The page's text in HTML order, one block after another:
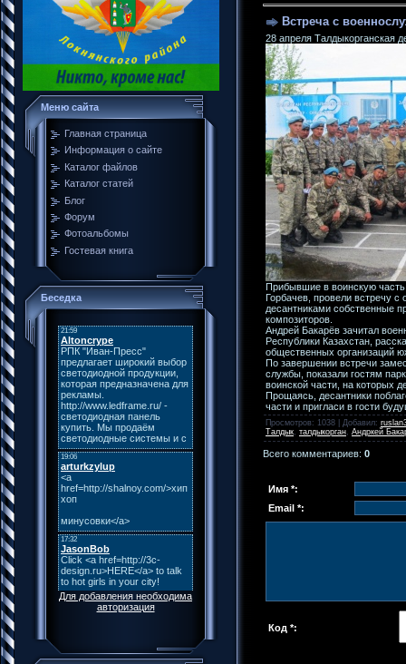
Меню сайта
Главная страница
Информация о сайте
Каталог файлов
Каталог статей
Блог
Форум
Фотоальбомы
Гостевая книга
Беседка
Для добавления необходима
авторизация
Встреча с
28 апреля Талдыкорганская
Прибывшие в воинскую часть
Горбачев, провели встречу
десантниками собственные
композиторов.
Андрей Бакарёв зачитал
Республики Казахстан,
общественных организаций
По завершении встречи
службы, показали гостям
воинской части, на которых
Прощаясь, десантники
части и пригласи в гости
Просмотров: 1038 | Добавил:
Талдык талдыкорган Андркей
Всего комментариев: 0
Имя *:
Email *:
Код *: